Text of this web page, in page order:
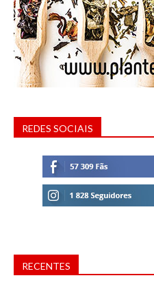
REDES SOCIAIS
RECENTES